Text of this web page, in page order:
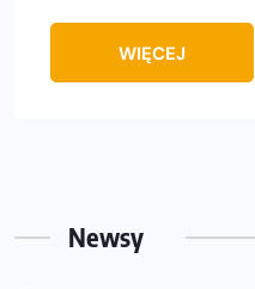
WIĘCEJ
Newsy